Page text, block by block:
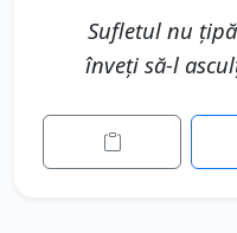
Sufletul nu
înveți să-l